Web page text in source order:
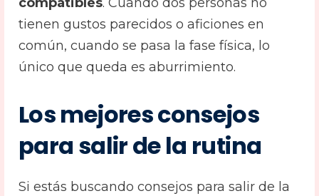
tienen gustos parecidos o aficiones en
común, cuando se pasa la fase física, lo
único que queda es aburrimiento.
Los mejores consejos
para salir de la rutina
Si estás buscando consejos para salir de la